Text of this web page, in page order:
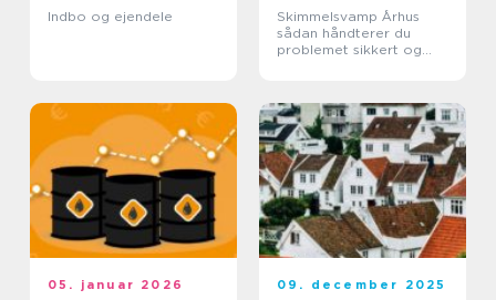
Indbo og ejendele
Skimmelsvamp Århus
sådan håndterer du
problemet sikkert og
05. januar 2026 09. december 2025